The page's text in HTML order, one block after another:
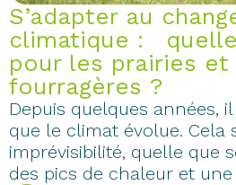
S’adapter au
climatique :
pour les prairies
fourragères ?
Depuis quelques années,
que le climat évolue. Cela
imprévisibilité, quelle que
des pics de chaleur et